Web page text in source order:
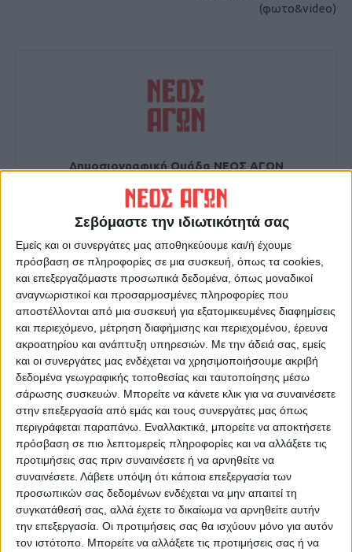
Σεβόμαστε την ιδιωτικότητά σας
Εμείς και οι συνεργάτες μας αποθηκεύουμε και/ή έχουμε
πρόσβαση σε πληροφορίες σε μια συσκευή, όπως τα cookies,
και επεξεργαζόμαστε προσωπικά δεδομένα, όπως μοναδικοί
αναγνωριστικοί και προσαρμοσμένες πληροφορίες που
αποστέλλονται από μια συσκευή για εξατομικευμένες διαφημίσεις
και περιεχόμενο, μέτρηση διαφήμισης και περιεχομένου, έρευνα
ακροατηρίου και ανάπτυξη υπηρεσιών. Με την άδειά σας, εμείς
και οι συνεργάτες μας ενδέχεται να χρησιμοποιήσουμε ακριβή
δεδομένα γεωγραφικής τοποθεσίας και ταυτοποίησης μέσω
σάρωσης συσκευών. Μπορείτε να κάνετε κλικ για να συναινέσετε
στην επεξεργασία από εμάς και τους συνεργάτες μας όπως
περιγράφεται παραπάνω. Εναλλακτικά, μπορείτε να αποκτήσετε
πρόσβαση σε πιο λεπτομερείς πληροφορίες και να αλλάξετε τις
προτιμήσεις σας πριν συναινέσετε ή να αρνηθείτε να
συναινέσετε. Λάβετε υπόψη ότι κάποια επεξεργασία των
προσωπικών σας δεδομένων ενδέχεται να μην απαιτεί τη
συγκατάθεσή σας, αλλά έχετε το δικαίωμα να αρνηθείτε αυτήν
την επεξεργασία. Οι προτιμήσεις σας θα ισχύουν μόνο για αυτόν
τον ιστότοπο. Μπορείτε να αλλάξετε τις προτιμήσεις σας ή να
(φωτο&video)
Δημοσιογραφική Ομάδα ΝΕΟΣ ΑΓΩΝ
https://neosagon.gr
Η Αρχαιότερη Καθημερινή Πρωινή Εφημερίδα της Καρδίτσας
ΠΑΡΟΜΟΙΑ ΑΡΘΡΑ